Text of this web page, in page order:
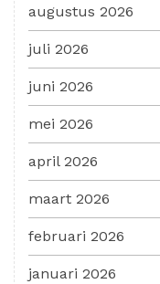
augustus 2026
juli 2026
juni 2026
mei 2026
april 2026
maart 2026
februari 2026
januari 2026